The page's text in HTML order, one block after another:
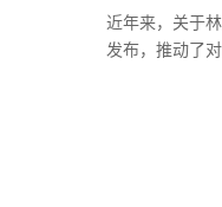
近年来，关于
发布，推动了